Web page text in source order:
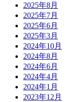
2025年8月
2025年7月
2025年6月
2025年3月
2024年10月
2024年8月
2024年6月
2024年4月
2024年1月
2023年12月